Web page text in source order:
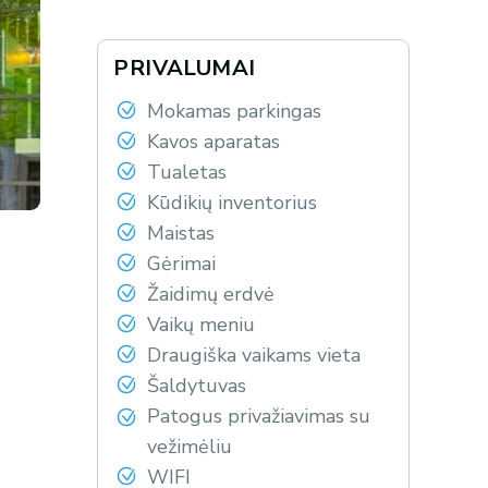
PRIVALUMAI
Mokamas parkingas
Kavos aparatas
Tualetas
Kūdikių inventorius
Maistas
Gėrimai
Žaidimų erdvė
Vaikų meniu
Draugiška vaikams vieta
Šaldytuvas
Patogus privažiavimas su
vežimėliu
WIFI